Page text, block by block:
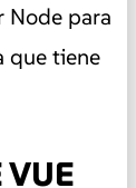
Node para
que tiene